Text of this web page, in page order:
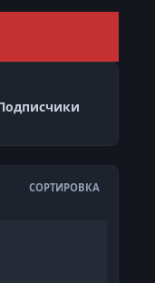
СОРТИРОВКА